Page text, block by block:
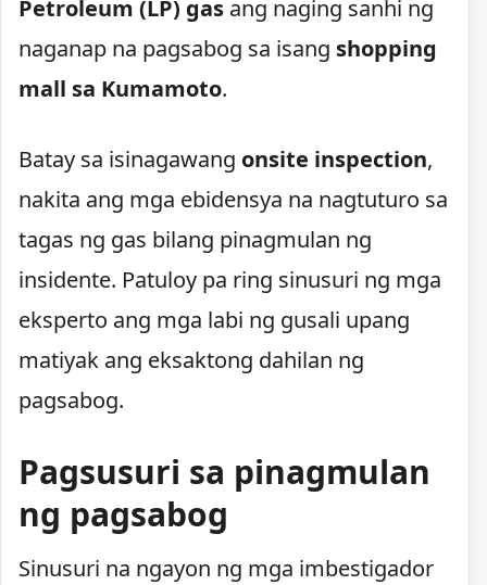
Petroleum (LP) gas ang naging sanhi ng
naganap na pagsabog sa isang shopping
mall sa Kumamoto.
Batay sa isinagawang onsite inspection,
nakita ang mga ebidensya na nagtuturo sa
tagas ng gas bilang pinagmulan ng
insidente. Patuloy pa ring sinusuri ng mga
eksperto ang mga labi ng gusali upang
matiyak ang eksaktong dahilan ng
pagsabog.
Pagsusuri sa pinagmulan
ng pagsabog
Sinusuri na ngayon ng mga imbestigador